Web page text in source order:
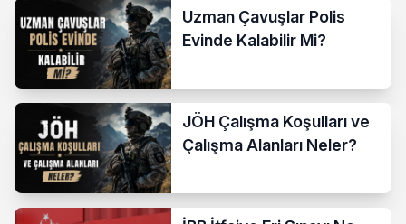
Uzman Çavuşlar Polis
Evinde Kalabilir Mi?
JÖH Çalışma Koşulları ve
Çalışma Alanları Neler?